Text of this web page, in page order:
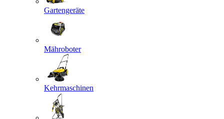
Gartengeräte
Mähroboter
Kehrmaschinen